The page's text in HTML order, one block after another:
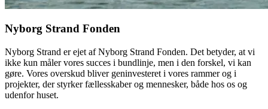
Nyborg Strand Fonden
Nyborg Strand er ejet af Nyborg Strand Fonden. Det betyder, at vi
ikke kun måler vores succes i bundlinje, men i den forskel, vi kan
gøre. Vores overskud bliver geninvesteret i vores rammer og i
projekter, der styrker fællesskaber og mennesker, både hos os og
udenfor huset.